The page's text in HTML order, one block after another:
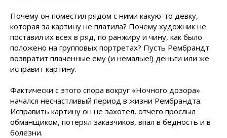
Почему он поместил рядом с ними какую-то девку,
которая за картину не платила? Почему художник не
поставил их всех в ряд, по ранжиру и чину, как было
положено на групповых портретах? Пусть Рембрандт
возвратит плаченные ему (и немалые!) деньги или же
исправит картину.
Фактически с этого спора вокруг «Ночного дозора»
начался несчастливый период в жизни Рембрандта.
Исправить картину он не захотел, отчего прослыл
обманщиком, потерял заказчиков, впал в бедность и в
болезни.